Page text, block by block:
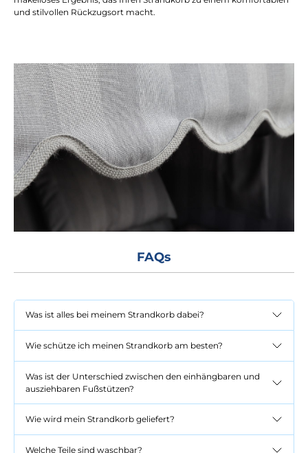
und stilvollen Rückzugsort macht.
FAQs
Was ist alles bei meinem Strandkorb dabei?
Wie schütze ich meinen Strandkorb am besten?
Was ist der Unterschied zwischen den einhängbaren und
ausziehbaren Fußstützen?
Wie wird mein Strandkorb geliefert?
Welche Teile sind waschbar?